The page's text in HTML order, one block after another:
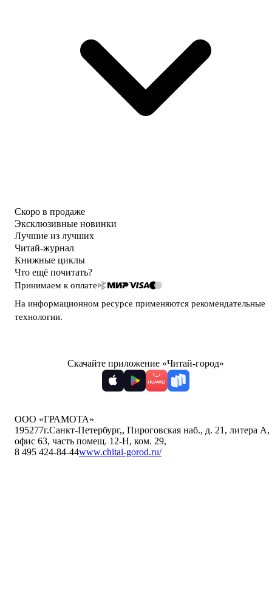
Скоро в продаже
Эксклюзивные новинки
Лучшие из лучших
Читай-журнал
Книжные циклы
Что ещё почитать?
Принимаем к оплате
На информационном ресурсе применяются рекомендательные
технологии.
Скачайте приложение «Читай-город»
ООО «ГРАМОТА»
195277г.Санкт-Петербург,, Пироговская наб., д. 21, литера А,
офис 63, часть помещ. 12-Н, ком. 29,
8 495 424-84-44www.chitai-gorod.ru/